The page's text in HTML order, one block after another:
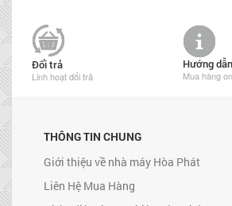
Đổi trả
Linh hoạt đổi trả
Hướng dẫn
Mua hàng
THÔNG TIN CHUNG
Giới thiệu về nhà máy Hòa Phát
Liên Hệ Mua Hàng